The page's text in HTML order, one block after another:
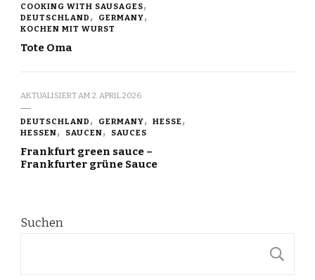
COOKING WITH SAUSAGES
DEUTSCHLAND
GERMANY
KOCHEN MIT WURST
Tote Oma
AKTUALISIERT AM 2. APRIL 2026
DEUTSCHLAND GERMANY
HESSE
HESSEN
SAUCEN SAUCES
Frankfurt green sauce –
Frankfurter grüne Sauce
Suchen